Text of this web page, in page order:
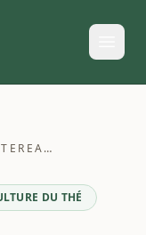
BOTTEREAUX : ORIGINE, RECETTE ET ACCORDS THÉ RÉUSSIS
DU THÉ